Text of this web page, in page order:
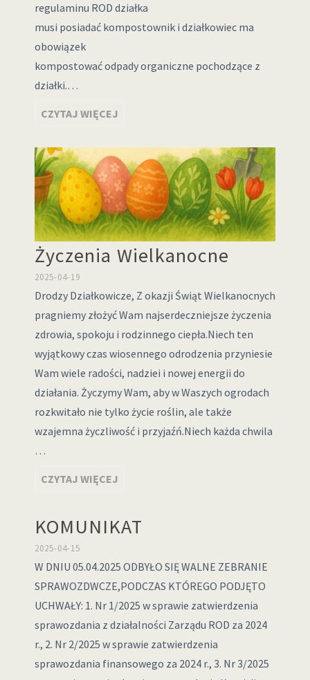
regulaminu ROD działka
musi posiadać kompostownik i działkowiec ma
obowiązek
kompostować odpady organiczne pochodzące z
działki.…
CZYTAJ WIĘCEJ
Życzenia Wielkanocne
2025-04-19
Drodzy Działkowicze, Z okazji Świąt Wielkanocnych
pragniemy złożyć Wam najserdeczniejsze życzenia
zdrowia, spokoju i rodzinnego ciepła.Niech ten
wyjątkowy czas wiosennego odrodzenia przyniesie
Wam wiele radości, nadziei i nowej energii do
działania. Życzymy Wam, aby w Waszych ogrodach
rozkwitało nie tylko życie roślin, ale także
wzajemna życzliwość i przyjaźń.Niech każda chwila
…
CZYTAJ WIĘCEJ
KOMUNIKAT
2025-04-15
W DNIU 05.04.2025 ODBYŁO SIĘ WALNE ZEBRANIE
SPRAWOZDWCZE,PODCZAS KTÓREGO PODJĘTO
UCHWAŁY: 1. Nr 1/2025 w sprawie zatwierdzenia
sprawozdania z działalności Zarządu ROD za 2024
r., 2. Nr 2/2025 w sprawie zatwierdzenia
sprawozdania finansowego za 2024 r., 3. Nr 3/2025